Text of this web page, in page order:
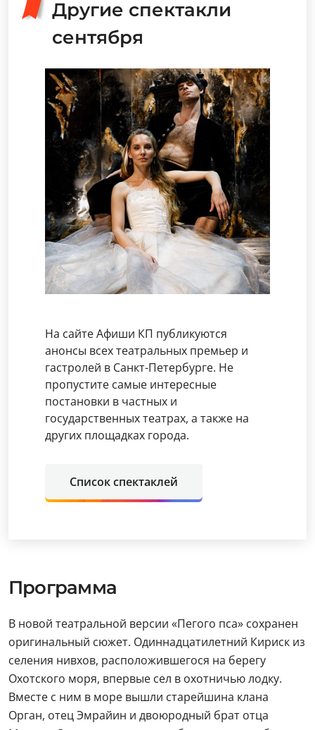
Другие спектакли
сентября
На сайте Афиши КП публикуются
анонсы всех театральных премьер и
гастролей в Санкт-Петербурге. Не
пропустите самые интересные
постановки в частных и
государственных театрах, а также на
других площадках города.
Список спектаклей
Программа
В новой театральной версии «Пегого пса» сохранен
оригинальный сюжет. Одиннадцатилетний Кириск из
селения нивхов, расположившегося на берегу
Охотского моря, впервые сел в охотничью лодку.
Вместе с ним в море вышли старейшина клана
Орган, отец Эмрайин и двоюродный брат отца